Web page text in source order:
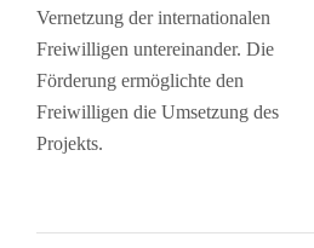
Vernetzung der internationalen
Freiwilligen untereinander. Die
Förderung ermöglichte den
Freiwilligen die Umsetzung des
Projekts.